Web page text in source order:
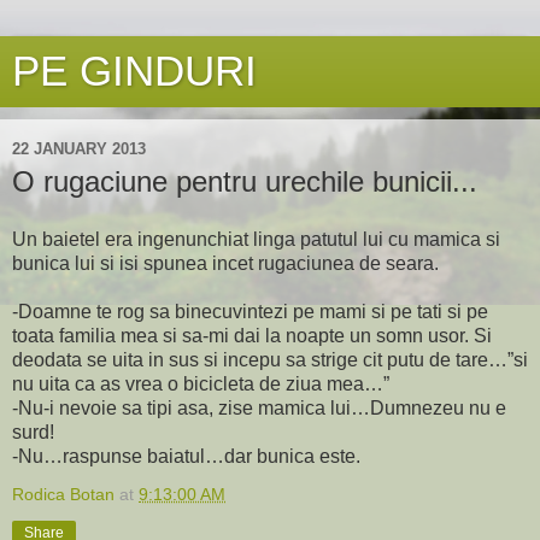
PE GINDURI
22 JANUARY 2013
O rugaciune pentru urechile bunicii...
Un baietel era ingenunchiat linga patutul lui cu mamica si
bunica lui si isi spunea incet rugaciunea de seara.
-Doamne te rog sa binecuvintezi pe mami si pe tati si pe
toata familia mea si sa-mi dai la noapte un somn usor. Si
deodata se uita in sus si incepu sa strige cit putu de tare…”si
nu uita ca as vrea o bicicleta de ziua mea…”
-Nu-i nevoie sa tipi asa, zise mamica lui…Dumnezeu nu e
surd!
-Nu…raspunse baiatul…dar bunica este.
Rodica Botan at 9:13:00 AM
Share